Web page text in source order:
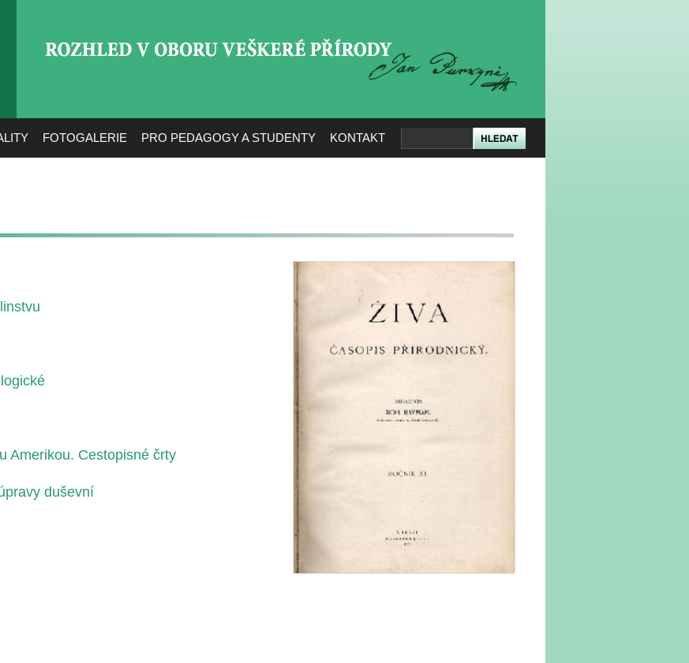
FOTOGALERIE PRO PEDAGOGY A STUDENTY KONTAKT
Amerikou. Cestopisné črty
duševní